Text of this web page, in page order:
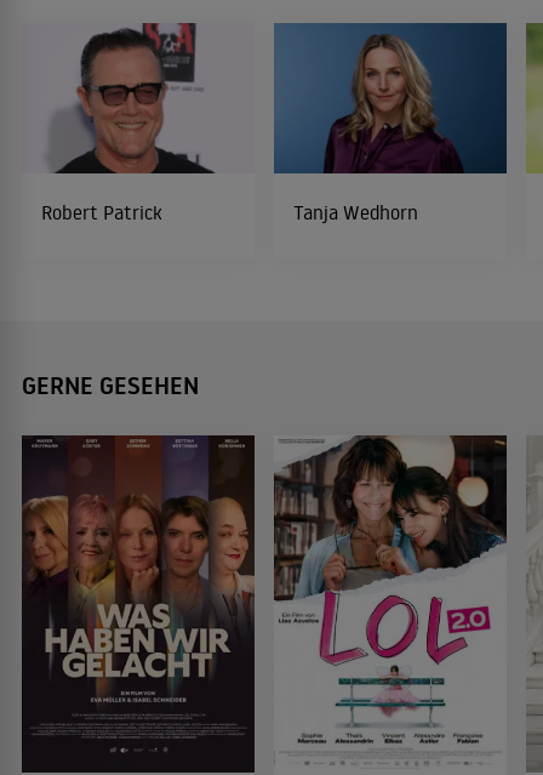
Robert Patrick Tanja Wedhorn
GERNE GESEHEN